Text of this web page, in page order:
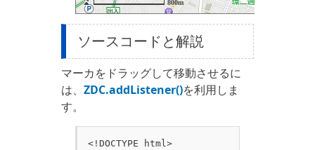
ソースコードと解説
マーカをドラッグして移動させるに
は、 ZDC.addListener()を利用しま
す。
<!DOCTYPE html>